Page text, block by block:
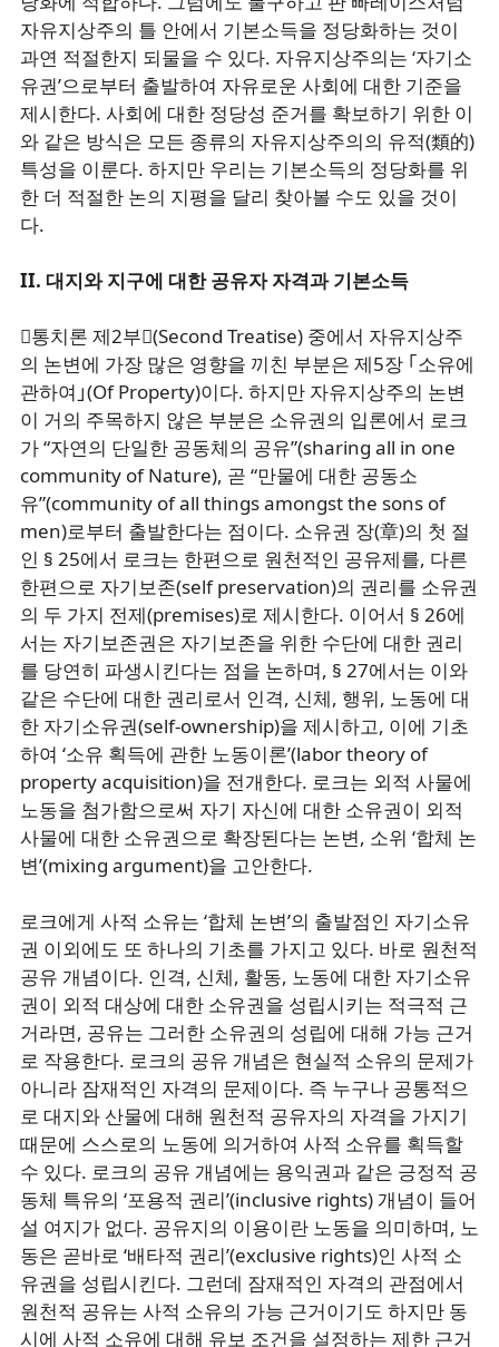
자유지상주의 틀 안에서 기본소득을 정당화하는 것이
과연 적절한지 되물을 수 있다. 자유지상주의는 ‘자기소
유권’으로부터 출발하여 자유로운 사회에 대한 기준을
제시한다. 사회에 대한 정당성 준거를 확보하기 위한 이
와 같은 방식은 모든 종류의 자유지상주의의 유적(類的)
특성을 이룬다. 하지만 우리는 기본소득의 정당화를 위
한 더 적절한 논의 지평을 달리 찾아볼 수도 있을 것이
다.
II. 대지와 지구에 대한 공유자 자격과 기본소득
󰡔통치론 제2부󰡕(Second Treatise) 중에서 자유지상주
의 논변에 가장 많은 영향을 끼친 부분은 제5장 ｢소유에
관하여｣(Of Property)이다. 하지만 자유지상주의 논변
이 거의 주목하지 않은 부분은 소유권의 입론에서 로크
가 “자연의 단일한 공동체의 공유”(sharing all in one
community of Nature), 곧 “만물에 대한 공동소
유”(community of all things amongst the sons of
men)로부터 출발한다는 점이다. 소유권 장(章)의 첫 절
인 § 25에서 로크는 한편으로 원천적인 공유제를, 다른
한편으로 자기보존(self preservation)의 권리를 소유권
의 두 가지 전제(premises)로 제시한다. 이어서 § 26에
서는 자기보존권은 자기보존을 위한 수단에 대한 권리
를 당연히 파생시킨다는 점을 논하며, § 27에서는 이와
같은 수단에 대한 권리로서 인격, 신체, 행위, 노동에 대
한 자기소유권(self-ownership)을 제시하고, 이에 기초
하여 ‘소유 획득에 관한 노동이론’(labor theory of
property acquisition)을 전개한다. 로크는 외적 사물에
노동을 첨가함으로써 자기 자신에 대한 소유권이 외적
사물에 대한 소유권으로 확장된다는 논변, 소위 ‘합체 논
변’(mixing argument)을 고안한다.
로크에게 사적 소유는 ‘합체 논변’의 출발점인 자기소유
권 이외에도 또 하나의 기초를 가지고 있다. 바로 원천적
공유 개념이다. 인격, 신체, 활동, 노동에 대한 자기소유
권이 외적 대상에 대한 소유권을 성립시키는 적극적 근
거라면, 공유는 그러한 소유권의 성립에 대해 가능 근거
로 작용한다. 로크의 공유 개념은 현실적 소유의 문제가
아니라 잠재적인 자격의 문제이다. 즉 누구나 공통적으
로 대지와 산물에 대해 원천적 공유자의 자격을 가지기
때문에 스스로의 노동에 의거하여 사적 소유를 획득할
수 있다. 로크의 공유 개념에는 용익권과 같은 긍정적 공
동체 특유의 ‘포용적 권리’(inclusive rights) 개념이 들어
설 여지가 없다. 공유지의 이용이란 노동을 의미하며, 노
동은 곧바로 ‘배타적 권리’(exclusive rights)인 사적 소
유권을 성립시킨다. 그런데 잠재적인 자격의 관점에서
원천적 공유는 사적 소유의 가능 근거이기도 하지만 동
시에 사적 소유에 대해 유보 조건을 설정하는 제한 근거